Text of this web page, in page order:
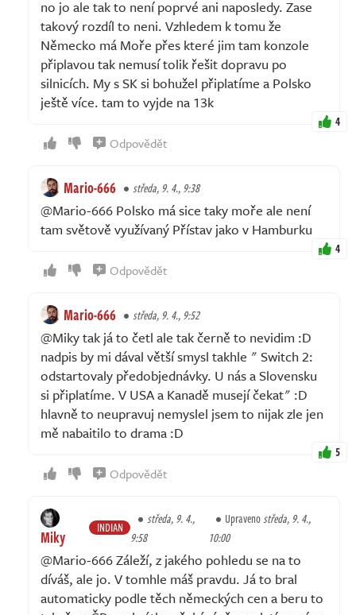
no jo ale tak to není poprvé ani naposledy. Zase
takový rozdíl to neni. Vzhledem k tomu že
Německo má Moře přes které jim tam konzole
připlavou tak nemusí tolik řešit dopravu po
silnicích. My s SK si bohužel připlatíme a Polsko
ještě více. tam to vyjde na 13k
4
Odpovědět
Mario-666 středa, 9. 4., 9:38
@Mario-666 Polsko má sice taky moře ale není
tam světově využívaný Přístav jako v Hamburku
4
Odpovědět
Mario-666 středa, 9. 4., 9:52
@Miky tak já to četl ale tak černě to nevidim :D
nadpis by mi dával větší smysl takhle " Switch 2:
odstartovaly předobjednávky. U nás a Slovensku
si připlatíme. V USA a Kanadě musejí čekat" :D
hlavně to neupravuj nemyslel jsem to nijak zle jen
mě nabaitilo to drama :D
5
Odpovědět
Miky INDIAN
středa, 9. 4.,
9:58
Upravenostředa, 9. 4.,
10:00
@Mario-666 Záleží, z jakého pohledu se na to
díváš, ale jo. V tomhle máš pravdu. Já to bral
automaticky podle těch německých cen a beru to